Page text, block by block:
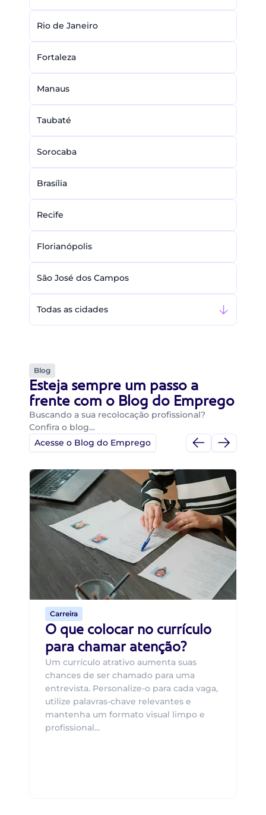
Rio de Janeiro
Fortaleza
Manaus
Taubaté
Sorocaba
Brasília
Recife
Florianópolis
São José dos Campos
Todas as cidades
Blog
Esteja sempre um passo a
frente com o Blog do Emprego
Buscando a sua recolocação profissional?
Confira o blog…
Acesse o Blog do Emprego
Carreira
O que colocar no currículo
para chamar atenção?
Um currículo atrativo aumenta suas
chances de ser chamado para uma
entrevista. Personalize-o para cada vaga,
utilize palavras-chave relevantes e
mantenha um formato visual limpo e
profissional...